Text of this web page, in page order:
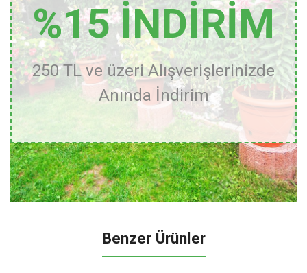
%15 İNDİRİM
250 TL ve üzeri Alışverişlerinizde
Anında İndirim
Benzer Ürünler